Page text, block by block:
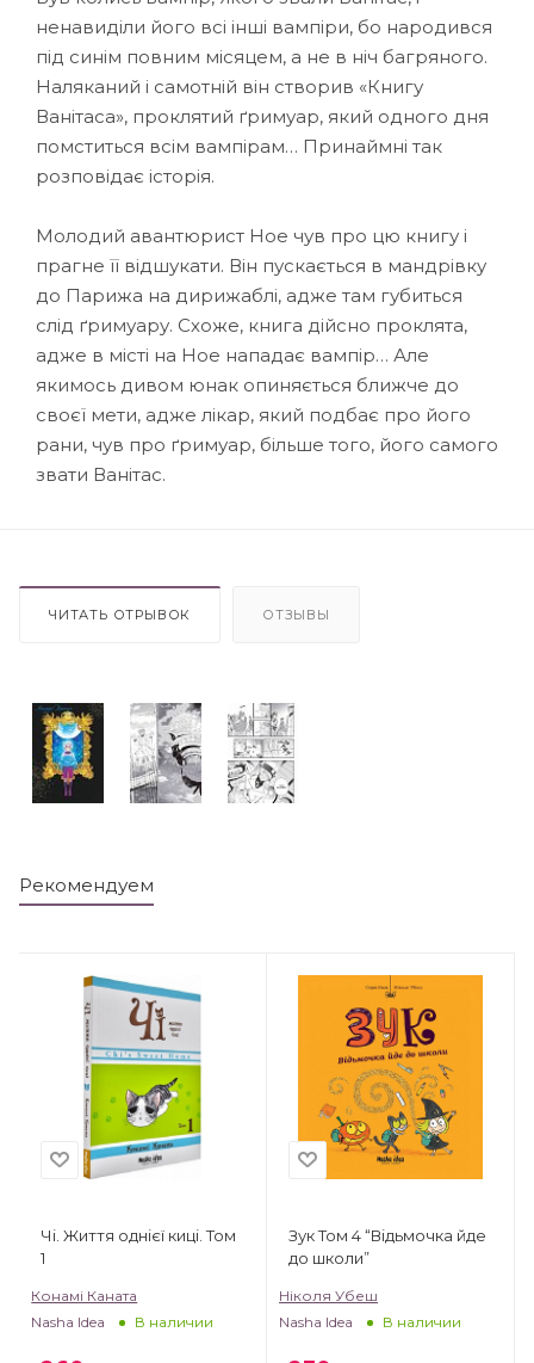
ненавиділи його всі інші вампіри, бо народився
під синім повним місяцем, а не в ніч багряного.
Наляканий і самотній він створив «Книгу
Ванітаса», проклятий ґримуар, який одного дня
помститься всім вампірам… Принаймні так
розповідає історія.
Молодий авантюрист Ное чув про цю книгу і
прагне її відшукати. Він пускається в мандрівку
до Парижа на дирижаблі, адже там губиться
слід ґримуару. Схоже, книга дійсно проклята,
адже в місті на Ное нападає вампір… Але
якимось дивом юнак опиняється ближче до
своєї мети, адже лікар, який подбає про його
рани, чув про ґримуар, більше того, його самого
звати Ванітас.
ЧИТАТЬ ОТРЫВОК ОТЗЫВЫ
Рекомендуем
Чі. Життя однієї киці. Том
1
Конамі Каната
Nasha Idea
В наличии
Зук Том 4 “Відьмочка йде
до школи”
Ніколя Убеш
Nasha Idea
В наличии